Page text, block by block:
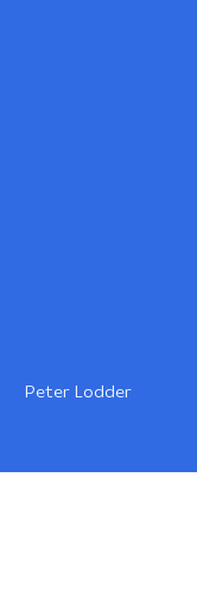
Peter Lodder